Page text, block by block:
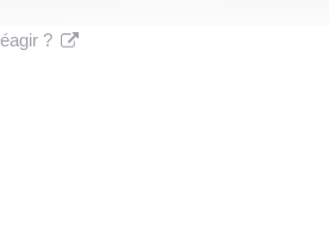
?